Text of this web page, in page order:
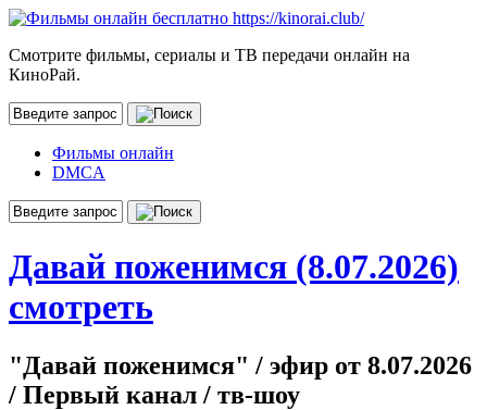
Смотрите фильмы, сериалы и ТВ передачи онлайн на
КиноРай.
Фильмы онлайн
DMCA
Давай поженимся (8.07.2026)
смотреть
"Давай поженимся" / эфир от 8.07.2026
/ Первый канал / тв-шоу